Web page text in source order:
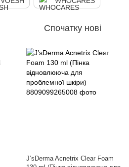
Спочатку нові
J’sDerma Acnetrix Clear Foam